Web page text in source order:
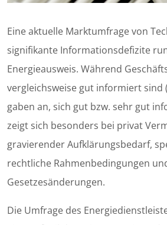
Eine aktuelle Marktumfrage von
signifikante Informationsdefizite
Energieausweis. Während
vergleichsweise gut informiert sind
gaben an, sich gut bzw. sehr gut
zeigt sich besonders bei privat
gravierender Aufklärungsbedarf,
rechtliche Rahmenbedingungen
Gesetzesänderungen.
Die Umfrage des